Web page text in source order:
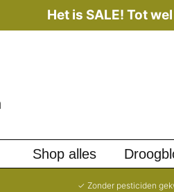
Het is SALE! Tot
Shop alles
✓ Zonder pesticiden